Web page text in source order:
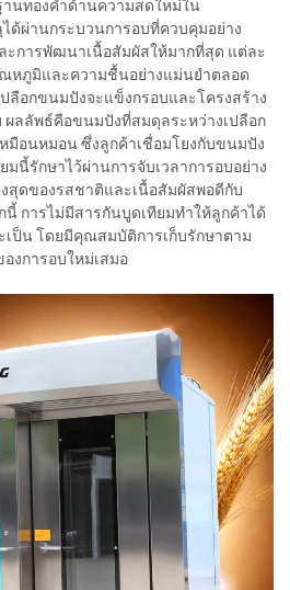
นทองคำด้านความสดใหม่ใน
ด้ผ่านกระบวนการอบที่ควบคุมอย่าง
ะการพัฒนาเนื้อสัมผัสให้มากที่สุด แต่ละ
หภูมิและความชื้นอย่างแม่นยำตลอด
ปลือกขนมปังจะแข็งกรอบและโครงสร้าง
ลลัพธ์คือขนมปังที่สมดุลระหว่างเปลือก
มือนหมอน ซึ่งลูกค้าเชื่อมโยงกับขนมปัง
นี้รักษาไว้ผ่านการจับเวลาการอบอย่าง
สุดของรสชาติและเนื้อสัมผัสพอดีกับ
นี้ การไม่มีสารกันบูดเทียมทำให้ลูกค้าได้
ป็น โดยมีคุณสมบัติการเก็บรักษาตาม
งการอบใหม่เสมอ